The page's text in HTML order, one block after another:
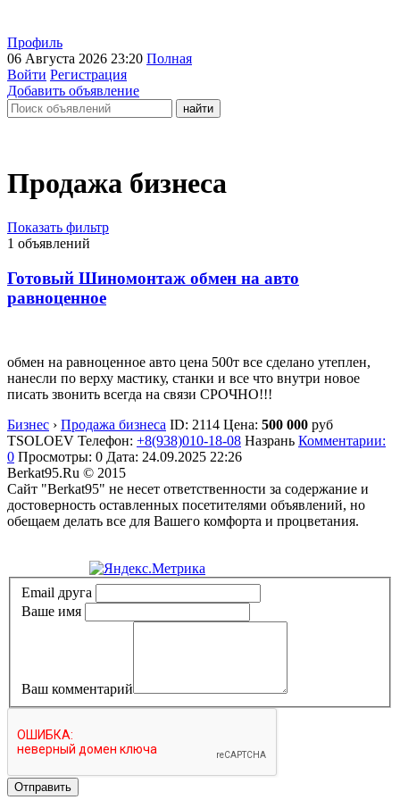
Профиль
06 Августа 2026 23:20 Полная
Войти Регистрация
Добавить объявление
Продажа бизнеса
Показать фильтр
1 объявлений
Готовый Шиномонтаж обмен на авто
равноценное
обмен на равноценное авто цена 500т все сделано утеплен,
нанесли по верху мастику, станки и все что внутри новое
писать звонить всегда на связи СРОЧНО!!!
Бизнес › Продажа бизнеса ID: 2114 Цена: 500 000 руб
TSOLOEV Телефон: +8(938)010-18-08 Назрань Комментарии:
0 Просмотры: 0 Дата: 24.09.2025 22:26
Berkat95.Ru © 2015
Сайт "Berkat95" не несет ответственности за содержание и
достоверность оставленных посетителями объявлений, но
обещаем делать все для Вашего комфорта и процветания.
Email друга
Ваше имя
Ваш комментарий
Отправить